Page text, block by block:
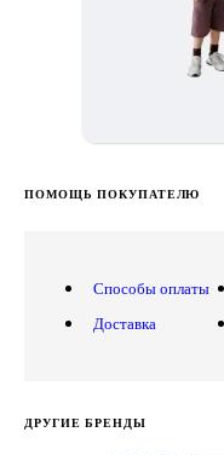
ПОМОЩЬ ПОКУПАТЕЛЮ
Способы оплаты
Доставка
ДРУГИЕ БРЕНДЫ